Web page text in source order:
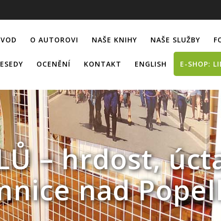
O AUTOROVI NAŠE KNIHY NAŠE SLUŽBY
OCENĚNÍ KONTAKT ENGLISH E-SHOP:
– hrdost,
nad